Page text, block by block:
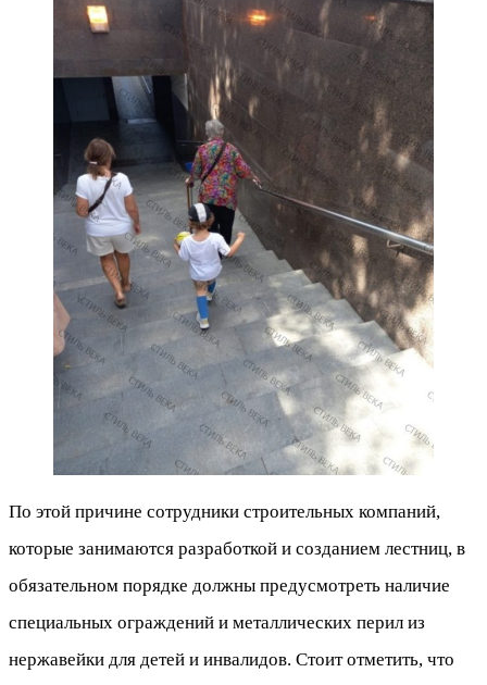
По этой причине сотрудники строительных компаний,
которые занимаются разработкой и созданием лестниц, в
обязательном порядке должны предусмотреть наличие
специальных ограждений и металлических перил из
нержавейки для детей и инвалидов. Стоит отметить, что